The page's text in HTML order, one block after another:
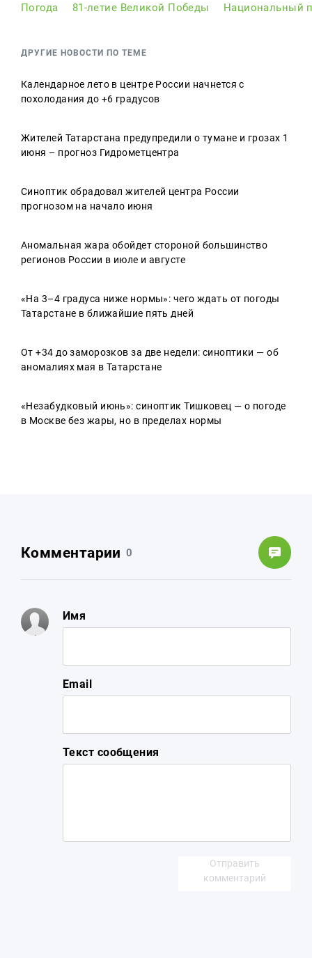
Погода 81-летие Великой Победы Национальный
ДРУГИЕ НОВОСТИ ПО ТЕМЕ
Календарное лето в центре России начнется с
похолодания до +6 градусов
Жителей Татарстана предупредили о тумане и грозах 1
июня – прогноз Гидрометцентра
Синоптик обрадовал жителей центра России
прогнозом на начало июня
Аномальная жара обойдет стороной большинство
регионов России в июле и августе
«На 3–4 градуса ниже нормы»: чего ждать от погоды
Татарстане в ближайшие пять дней
От +34 до заморозков за две недели: синоптики — об
аномалиях мая в Татарстане
«Незабудковый июнь»: синоптик Тишковец — о погоде
в Москве без жары, но в пределах нормы
Комментарии 0
Имя
Email
Текст сообщения
Отправить
комментарий